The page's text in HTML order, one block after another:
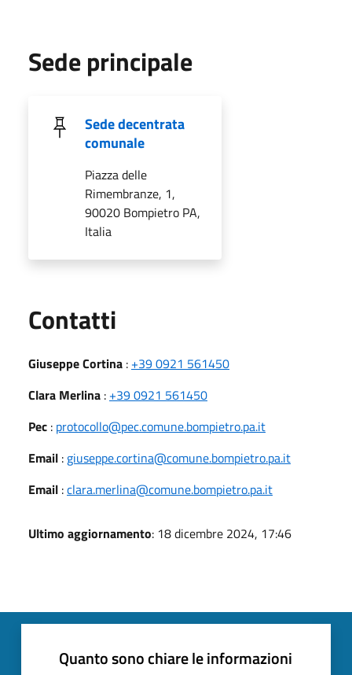
Sede principale
Sede decentrata
comunale
Piazza delle
Rimembranze, 1,
90020 Bompietro PA,
Italia
Contatti
Giuseppe Cortina : +39 0921 561450
Clara Merlina : +39 0921 561450
Pec : protocollo@pec.comune.bompietro.pa.it
Email : giuseppe.cortina@comune.bompietro.pa.it
Email :clara.merlina@comune.bompietro.pa.it
Ultimo aggiornamento: 18 dicembre 2024, 17:46
Quanto sono chiare le informazioni